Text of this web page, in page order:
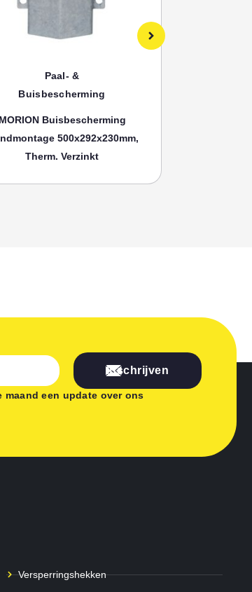
Paal- &
Buisbescherming
MORION Buisbescherming
500x292x230mm,
Therm. Verzinkt
Inschrijven
maand een update over ons
Versperringshekken